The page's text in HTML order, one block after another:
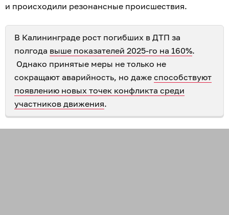
и происходили резонансные происшествия.
В Калининграде рост погибших в ДТП за
полгода выше показателей 2025-го на 160%.
Однако принятые меры не только не
сокращают аварийность, но даже способствуют
появлению новых точек конфликта среди
участников движения.